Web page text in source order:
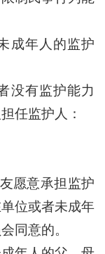
成年人的监护
没有监护能力
任监护人：
愿意承担监护
位或者未成年
同意的。